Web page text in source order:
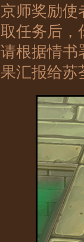
京师奖励使
取任务后，
请根据情书
果汇报给苏